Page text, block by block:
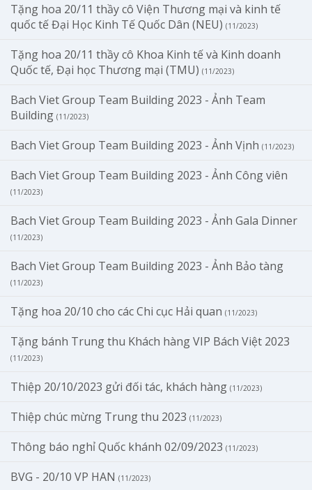
Tặng hoa 20/11 thầy cô Viện Thương mại và kinh tế
quốc tế Đại Học Kinh Tế Quốc Dân (NEU) (11/2023)
Tặng hoa 20/11 thầy cô Khoa Kinh tế và Kinh doanh
Quốc tế, Đại học Thương mại (TMU) (11/2023)
Bach Viet Group Team Building 2023 - Ảnh Team
Building (11/2023)
Bach Viet Group Team Building 2023 - Ảnh Vịnh (11/2023)
Bach Viet Group Team Building 2023 - Ảnh Công viên
(11/2023)
Bach Viet Group Team Building 2023 - Ảnh Gala Dinner
(11/2023)
Bach Viet Group Team Building 2023 - Ảnh Bảo tàng
(11/2023)
Tặng hoa 20/10 cho các Chi cục Hải quan (11/2023)
Tặng bánh Trung thu Khách hàng VIP Bách Việt 2023
(11/2023)
Thiệp 20/10/2023 gửi đối tác, khách hàng (11/2023)
Thiệp chúc mừng Trung thu 2023 (11/2023)
Thông báo nghỉ Quốc khánh 02/09/2023 (11/2023)
BVG - 20/10 VP HAN (11/2023)